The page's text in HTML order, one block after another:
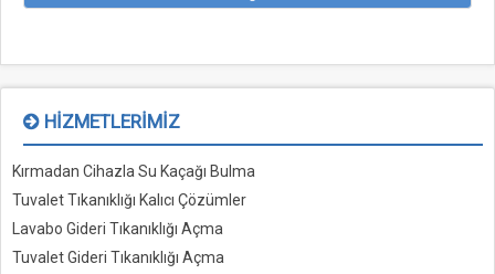
HIZMETLERIMIZ
Kırmadan Cihazla Su Kaçağı Bulma
Tuvalet Tıkanıklığı Kalıcı Çözümler
Lavabo Gideri Tıkanıklığı Açma
Tuvalet Gideri Tıkanıklığı Açma